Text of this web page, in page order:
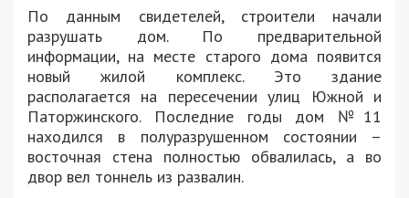
По данным свидетелей, строители начали
разрушать дом. По предварительной
информации, на месте старого дома появится
новый жилой комплекс. Это здание
располагается на пересечении улиц Южной и
Паторжинского. Последние годы дом №11
находился в полуразрушенном состоянии –
восточная стена полностью обвалилась, а во
двор вел тоннель из развалин.